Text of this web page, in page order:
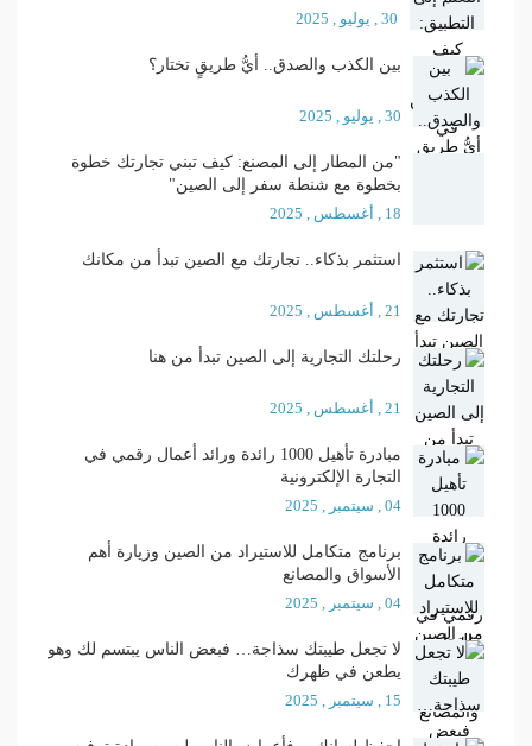
30 , يوليو , 2025
بين الكذب والصدق.. أيُّ طريقٍ تختار؟
30 , يوليو , 2025
"من المطار إلى المصنع: كيف تبني تجارتك خطوة
بخطوة مع شنطة سفر إلى الصين"
18 , أغسطس , 2025
استثمر بذكاء.. تجارتك مع الصين تبدأ من مكانك
21 , أغسطس , 2025
رحلتك التجارية إلى الصين تبدأ من هنا
21 , أغسطس , 2025
مبادرة تأهيل 1000 رائدة ورائد أعمال رقمي في
التجارة الإلكترونية
04 , سيتمبر , 2025
برنامج متكامل للاستيراد من الصين وزيارة أهم
الأسواق والمصانع
04 , سيتمبر , 2025
لا تجعل طيبتك سذاجة… فبعض الناس يبتسم لك وهو
يطعن في ظهرك
15 , سيتمبر , 2025